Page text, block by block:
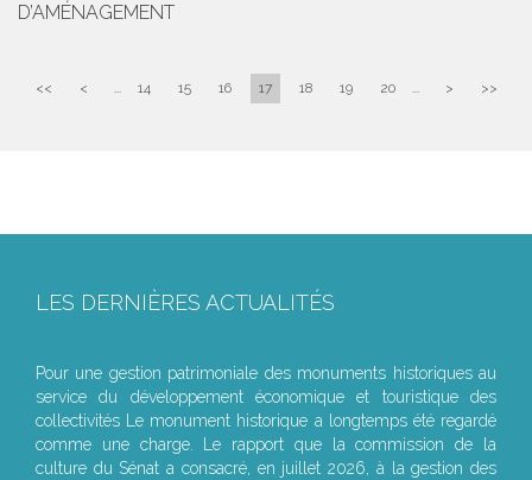
D’AMÉNAGEMENT
<< < ... 14 15 16 17 18 19 20 ... > >>
LES DERNIÈRES ACTUALITÉS
Pour une gestion patrimoniale des monuments historiques au
service du développement économique et touristique des
collectivités Le monument historique a longtemps été regardé
comme une charge. Le rapport que la commission de la
culture du Sénat a consacré, en juillet 2026, à la gestion des